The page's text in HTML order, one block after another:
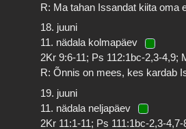
R: Ma tahan Issandat kiita oma
18. juuni
11. nädala kolmapäev
2Kr 9:6-11; Ps 112:1bc-2,3-4,9;
R: Õnnis on mees, kes kardab
19. juuni
11. nädala neljapäev
2Kr 11:1-11; Ps 111:1bc-2,3-